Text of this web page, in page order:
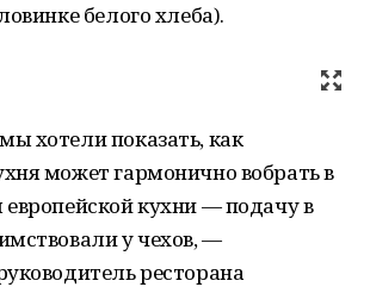
белого хлеба).
хотели показать, как
может гармонично вобрать в
кухни — подачу в
у чехов, —
ресторана